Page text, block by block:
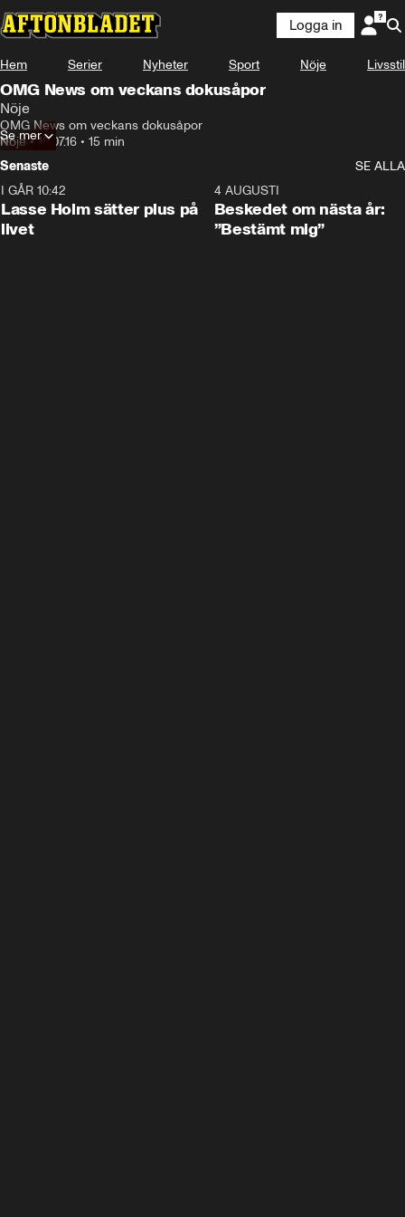
Logga in
Hem Serier Nyheter Sport Nöje Livsstil
OMG News om veckans dokusåpor
Nöje
OMG News om veckans dokusåpor
Nöje•18.07.16 • 15 min
Se mer
Senaste
SE ALLA
I GÅR 10:42
Lasse Holm sätter plus på
livet
4 AUGUSTI
Beskedet om nästa år:
”Bestämt mig”